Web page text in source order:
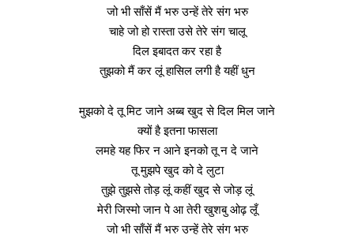
जो भी साँसें मैं भरु उन्हें तेरे संग भरु
चाहे जो हो रास्ता उसे तेरे संग चालू
दिल इबादत कर रहा है
तुझको मैं कर लूं हासिल लगी है यहीं धुन
मुझको दे तू मिट जाने अब्ब खुद से दिल मिल जाने
क्यों है इतना फासला
लमहे यह फिर न आने इनको तू न दे जाने
तू मुझपे खुद को दे लुटा
तुझे तुझसे तोड़ लूं कहीं खुद से जोड़ लूं
मेरी जिस्मो जान पे आ तेरी खुशबु ओढ़ लूँ
जो भी साँसें मैं भरु उन्हें तेरे संग भरु